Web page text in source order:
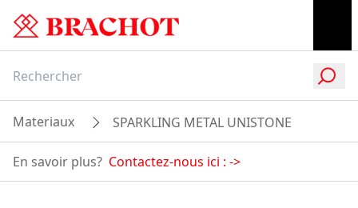
Materiaux SPARKLING METAL UNISTONE
En savoir plus? Contactez-nous ici : ->